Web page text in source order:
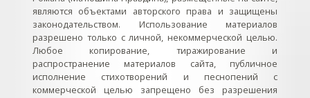
являются объектами авторского права и защищены
законодательством. Использование материалов
разрешено только с личной, некоммерческой целью.
Любое копирование, тиражирование и
распространение материалов сайта, публичное
исполнение стихотворений и песнопений с
коммерческой целью запрещено без разрешения